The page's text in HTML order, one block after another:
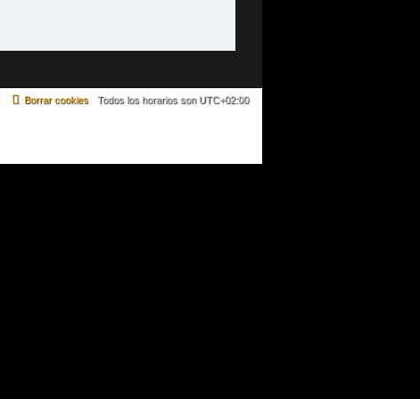
Todos los horarios son UTC+02:00
Borrar cookies